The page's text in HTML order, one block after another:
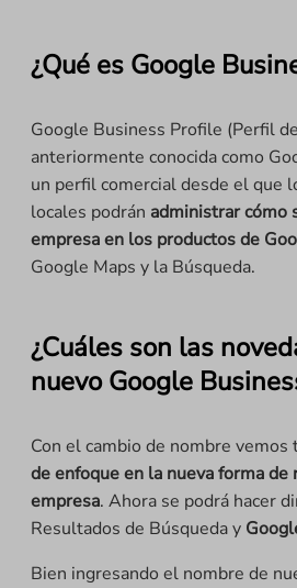
¿Qué es Google
Google Business Profile (Perfil
anteriormente conocida como
un perfil comercial desde el que
locales podrán administrar cómo
empresa en los productos de
Google Maps y la Búsqueda.
¿Cuáles son las
nuevo Google
Con el cambio de nombre vemos
de enfoque en la nueva forma
empresa. Ahora se podrá hacer
Resultados de Búsqueda y
Bien ingresando el nombre de